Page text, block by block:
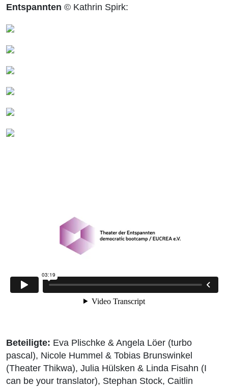
Entspannten © Kathrin Spirk:
Beteiligte: Eva Plischke & Angela Löer (turbo
pascal), Nicole Hummel & Tobias Brunswinkel
(Theater Thikwa), Julia Hülsken & Linda Fisahn (I
can be your translator), Stephan Stock, Caitlin